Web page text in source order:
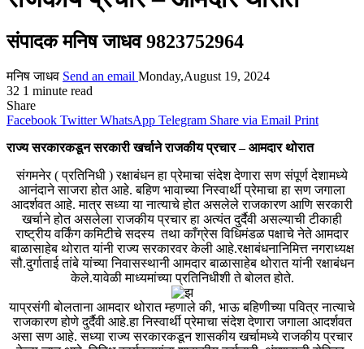
संपादक मनिष जाधव 9823752964
मनिष जाधव Send an email Monday,August 19, 2024
32 1 minute read
Share
Facebook Twitter WhatsApp Telegram Share via Email Print
राज्य सरकारकडून सरकारी खर्चाने राजकीय प्रचार – आमदार थोरात
संगमनेर ( प्रतिनिधी ) रक्षाबंधन हा प्रेमाचा संदेश देणारा सण संपूर्ण देशामध्ये
आनंदाने साजरा होत आहे. बहिण भावाच्या निस्वार्थी प्रेमाचा हा सण जगाला
आदर्शवत आहे. मात्र सध्या या नात्याचे होत असलेले राजकारण आणि सरकारी
खर्चाने होत असलेला राजकीय प्रचार हा अत्यंत दुर्दैवी असल्याची टीकाही
राष्ट्रीय वर्किंग कमिटीचे सदस्य तथा काँग्रेस विधिमंडळ पक्षाचे नेते आमदार
बाळासाहेब थोरात यांनी राज्य सरकारवर केली आहे.रक्षाबंधनानिमित्त नगराध्यक्ष
सौ.दुर्गाताई तांबे यांच्या निवासस्थानी आमदार बाळासाहेब थोरात यांनी रक्षाबंधन
केले.यावेळी माध्यमांच्या प्रतिनिधीशी ते बोलत होते.
याप्रसंगी बोलताना आमदार थोरात म्हणाले की, भाऊ बहिणीच्या पवित्र नात्याचे
राजकारण होणे दुर्दैवी आहे.हा निस्वार्थी प्रेमाचा संदेश देणारा जगाला आदर्शवत
असा सण आहे. सध्या राज्य सरकारकडून शासकीय खर्चामध्ये राजकीय प्रचार